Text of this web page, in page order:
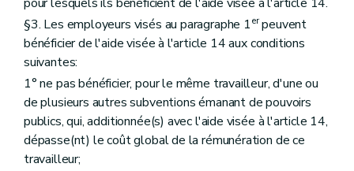
§3. Les employeurs visés au paragraphe 1erpeuvent
bénéficier de l'aide visée à l'article 14 aux conditions
suivantes:
1° ne pas bénéficier, pour le même travailleur, d'une ou
de plusieurs autres subventions émanant de pouvoirs
publics, qui, additionnée(s) avec l'aide visée à l'article 14,
dépasse(nt) le coût global de la rémunération de ce
travailleur;